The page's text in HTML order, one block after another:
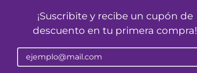
¡Suscribite y recibe un cupón de
descuento en tu primera compra!